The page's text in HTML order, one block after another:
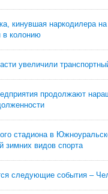
кинувшая наркодилера
в колонию
увеличили
продолжают
стадиона в
зимних видов спорта
следующие события –